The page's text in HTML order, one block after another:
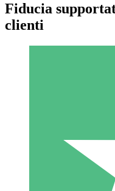
Pacchetti
Paga a consumo con
Fiducia
clienti